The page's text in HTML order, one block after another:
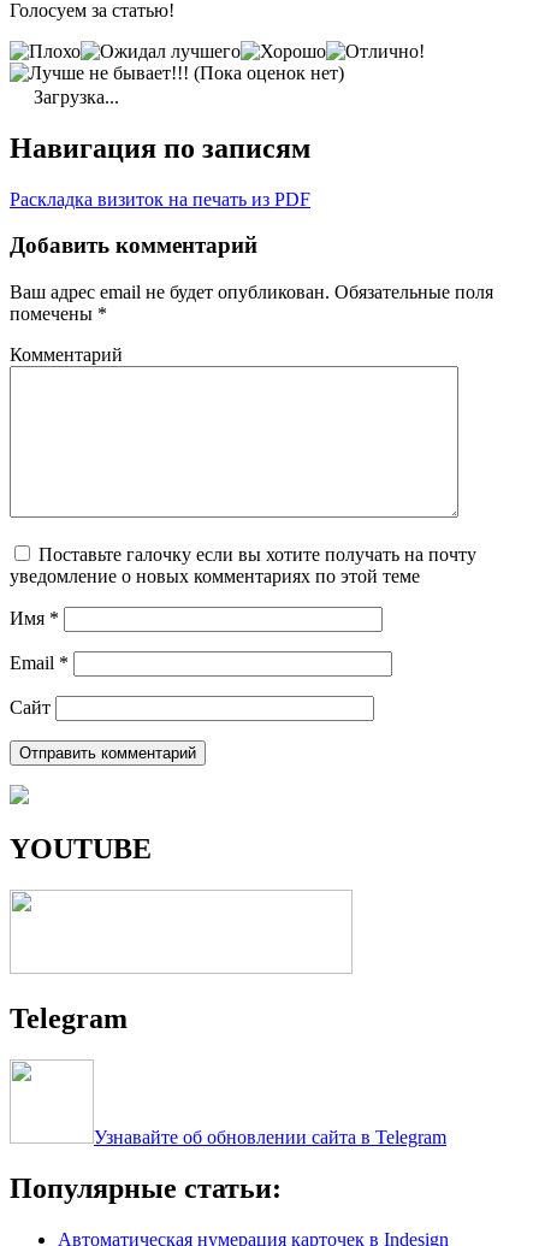
Голосуем за статью!
(Пока оценок нет)
Загрузка...
Навигация по записям
Раскладка визиток на печать из PDF
Добавить комментарий
Ваш адрес email не будет опубликован. Обязательные поля
помечены *
Комментарий
Поставьте галочку если вы хотите получать на почту
уведомление о новых комментариях по этой теме
Имя *
Email *
Сайт
YOUTUBE
Telegram
Узнавайте об обновлении сайта в Telegram
Популярные статьи:
Автоматическая нумерация карточек в Indesign